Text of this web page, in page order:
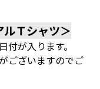
Ｔシャツ＞
が入ります。
ございますのでご